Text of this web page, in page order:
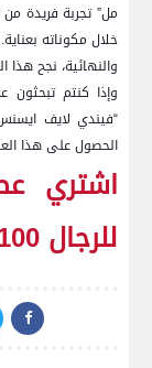
مل” تجربة فريدة من
خلال مكوناته
والنهائية، نجح
وإذا كنتم
الحصول على هذا
اشتري
للرجال 100 مل” الآن